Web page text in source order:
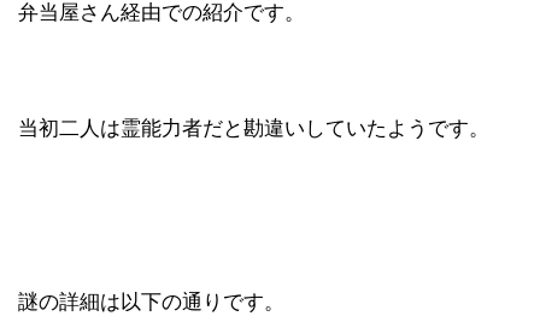
弁当屋さん経由での紹介です。
当初二人は霊能力者だと勘違いしていたようです。
謎の詳細は以下の通りです。